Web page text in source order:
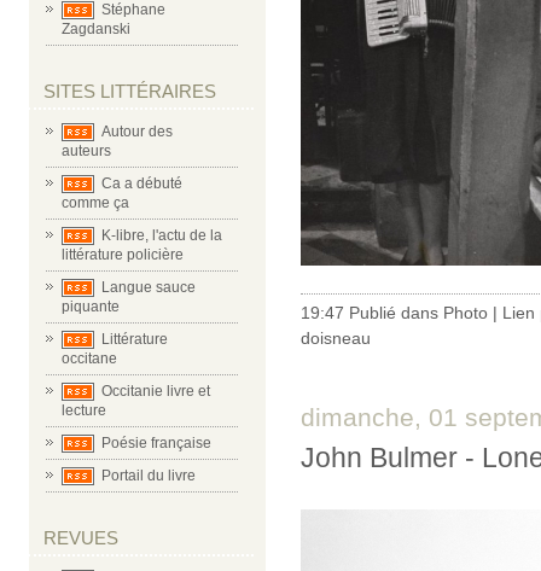
Stéphane
Zagdanski
SITES LITTÉRAIRES
Autour des
auteurs
Ca a débuté
comme ça
K-libre, l'actu de la
littérature policière
Langue sauce
piquante
Littérature
occitane
Occitanie livre et
lecture
Poésie française
Portail du livre
REVUES
19:47 Publié dans Photo | Lien
doisneau
dimanche, 01
John Bulmer -